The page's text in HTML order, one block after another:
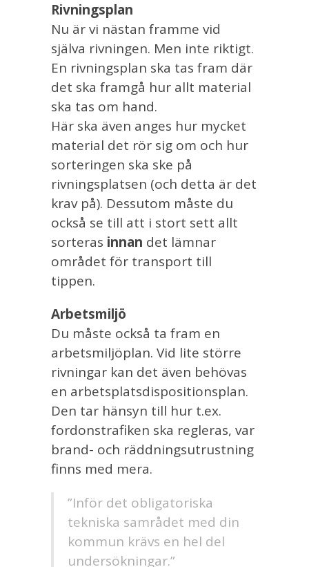
Rivningsplan
Nu är vi nästan framme vid
själva rivningen. Men inte riktigt.
En rivningsplan ska tas fram där
det ska framgå hur allt material
ska tas om hand.
Här ska även anges hur mycket
material det rör sig om och hur
sorteringen ska ske på
rivningsplatsen (och detta är det
krav på). Dessutom måste du
också se till att i stort sett allt
sorteras innan det lämnar
området för transport till
tippen.
Arbetsmiljö
Du måste också ta fram en
arbetsmiljöplan. Vid lite större
rivningar kan det även behövas
en arbetsplatsdispositionsplan.
Den tar hänsyn till hur t.ex.
fordonstrafiken ska regleras, var
brand- och räddningsutrustning
finns med mera.
”Inför det obligatoriska
tekniska samrådet med din
kommun krävs en hel del
undersökningar.”